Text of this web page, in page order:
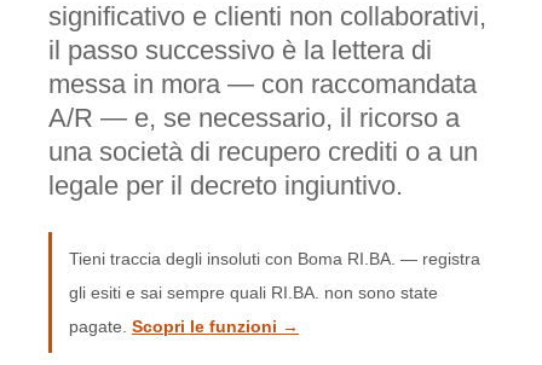
significativo e clienti non collaborativi,
il passo successivo è la lettera di
messa in mora — con raccomandata
A/R — e, se necessario, il ricorso a
una società di recupero crediti o a un
legale per il decreto ingiuntivo.
Tieni traccia degli insoluti con Boma RI.BA. — registra
gli esiti e sai sempre quali RI.BA. non sono state
pagate. Scopri le funzioni →